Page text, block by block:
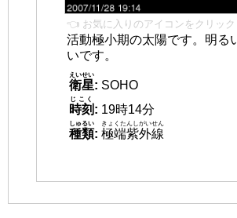
👈 お気に入りのアイコンをクリック
活動極小期の太陽です。明る
いです。
衛星
えいせい
: SOHO
時刻
じこく
: 19時14分
種類
しゅるい
: 極端紫外線
きょくたんしがいせん